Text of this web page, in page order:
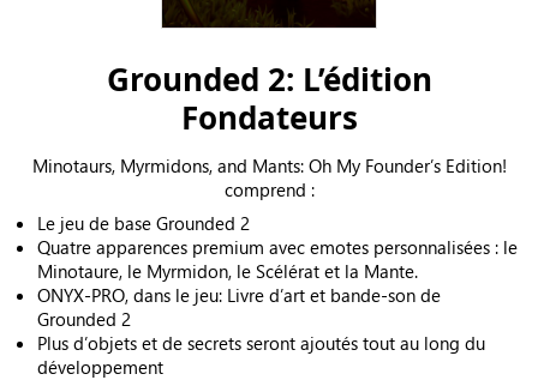
Grounded 2: L’édition
Fondateurs
Minotaurs, Myrmidons, and Mants: Oh My Founder’s Edition!
comprend :
Le jeu de base Grounded 2
Quatre apparences premium avec emotes personnalisées : le
Minotaure, le Myrmidon, le Scélérat et la Mante.
ONYX-PRO, dans le jeu: Livre d’art et bande-son de
Grounded 2
Plus d’objets et de secrets seront ajoutés tout au long du
développement